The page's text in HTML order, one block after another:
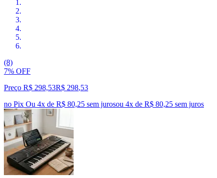
(8)
7% OFF
Preço R$ 298,53R$ 298,53
no Pix Ou 4x de R$ 80,25 sem jurosou 4x de R$ 80,25 sem juros